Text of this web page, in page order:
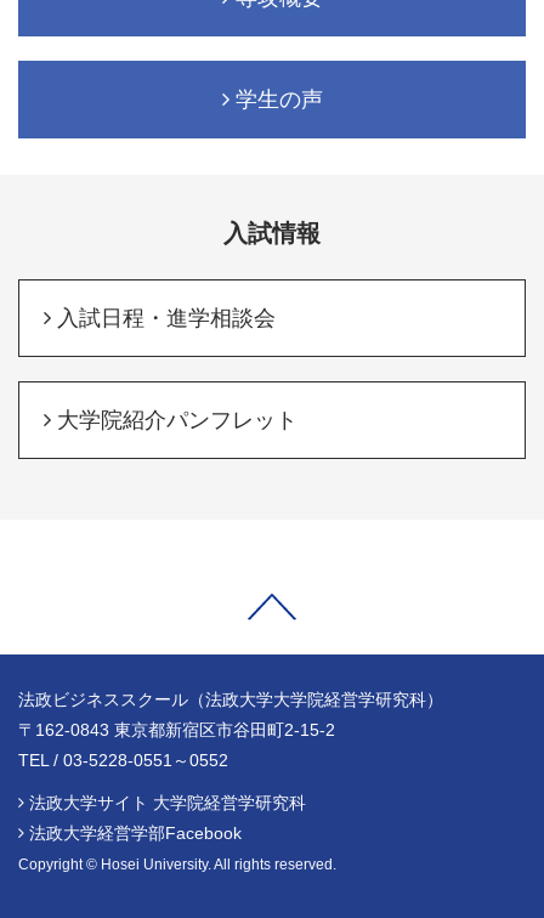
学生の声
入試情報
入試日程・進学相談会
大学院紹介パンフレット
法政ビジネススクール（法政大学大学院経営学研究科）
〒162-0843 東京都新宿区市谷田町2-15-2
TEL / 03-5228-0551～0552
法政大学サイト 大学院経営学研究科
法政大学経営学部Facebook
Copyright © Hosei University. All rights reserved.